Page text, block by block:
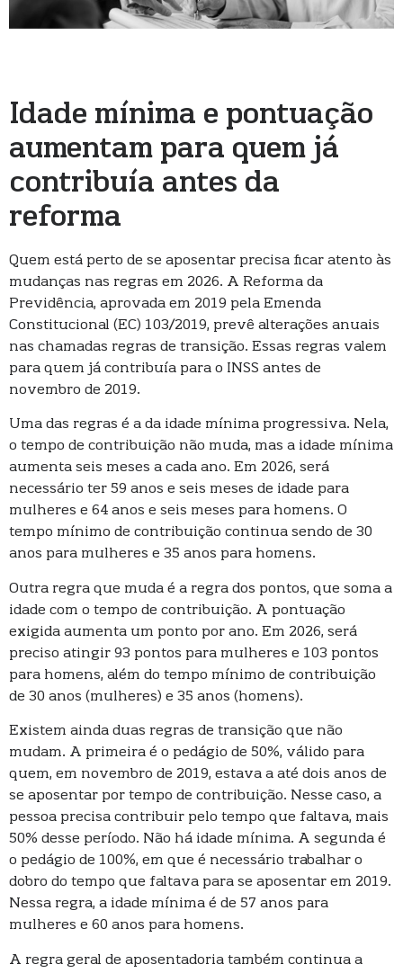
Idade mínima e pontuação
aumentam para quem já
contribuía antes da
reforma
Quem está perto de se aposentar precisa ficar atento às
mudanças nas regras em 2026. A Reforma da
Previdência, aprovada em 2019 pela Emenda
Constitucional (EC) 103/2019, prevê alterações anuais
nas chamadas regras de transição. Essas regras valem
para quem já contribuía para o INSS antes de
novembro de 2019.
Uma das regras é a da idade mínima progressiva. Nela,
o tempo de contribuição não muda, mas a idade mínima
aumenta seis meses a cada ano. Em 2026, será
necessário ter 59 anos e seis meses de idade para
mulheres e 64 anos e seis meses para homens. O
tempo mínimo de contribuição continua sendo de 30
anos para mulheres e 35 anos para homens.
Outra regra que muda é a regra dos pontos, que soma a
idade com o tempo de contribuição. A pontuação
exigida aumenta um ponto por ano. Em 2026, será
preciso atingir 93 pontos para mulheres e 103 pontos
para homens, além do tempo mínimo de contribuição
de 30 anos (mulheres) e 35 anos (homens).
Existem ainda duas regras de transição que não
mudam. A primeira é o pedágio de 50%, válido para
quem, em novembro de 2019, estava a até dois anos de
se aposentar por tempo de contribuição. Nesse caso, a
pessoa precisa contribuir pelo tempo que faltava, mais
50% desse período. Não há idade mínima. A segunda é
o pedágio de 100%, em que é necessário trabalhar o
dobro do tempo que faltava para se aposentar em 2019.
Nessa regra, a idade mínima é de 57 anos para
mulheres e 60 anos para homens.
A regra geral de aposentadoria também continua a